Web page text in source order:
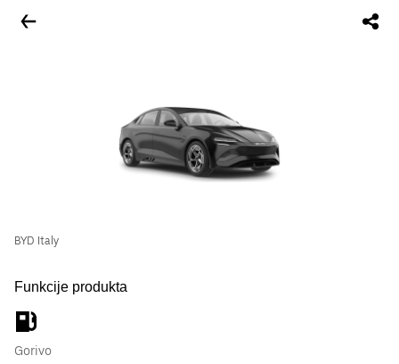
BYD Italy
Funkcije produkta
Gorivo